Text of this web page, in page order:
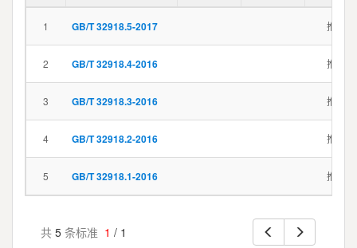
1 GB/T 32918.5-2017 信息安
推标
2 GB/T 32918.4-2016 信息安
推标
3 GB/T 32918.3-2016 信息安
推标
4 GB/T 32918.2-2016 信息安
推标
5 GB/T 32918.1-2016 信息安
推标
共 5 条标准 1 / 1